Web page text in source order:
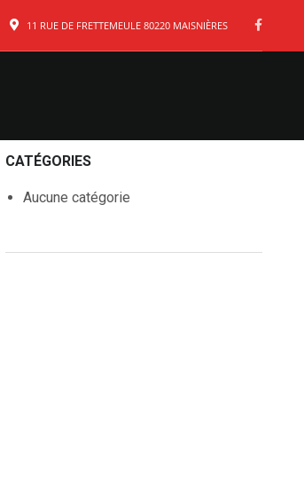
11 RUE DE FRETTEMEULE 80220 MAISNIÈRES
CATÉGORIES
Aucune catégorie